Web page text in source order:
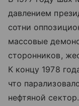
давлением
сотни
массовые
сторонников,
К концу 1978
что
нефтяной